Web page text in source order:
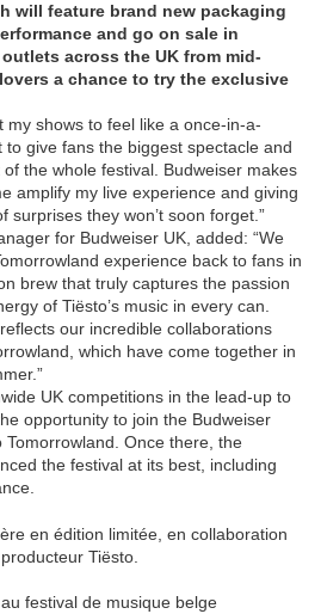
will feature brand new packaging
and go on sale in
across the UK from mid-
a chance to try the exclusive
my shows to feel like a once-in-a-
give fans the biggest spectacle and
the whole festival. Budweiser makes
amplify my live experience and giving
surprises they won’t soon forget.”
for Budweiser UK, added: “We
experience back to fans in
brew that truly captures the passion
of Tiësto’s music in every can.
our incredible collaborations
which have come together in
UK competitions in the lead-up to
opportunity to join the Budweiser
Once there, the
the festival at its best, including
en édition limitée, en collaboration
Tiësto.
festival de musique belge